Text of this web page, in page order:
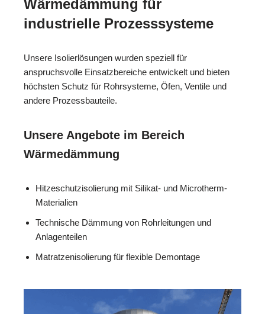
Wärmedämmung für
industrielle Prozesssysteme
Unsere Isolierlösungen wurden speziell für
anspruchsvolle Einsatzbereiche entwickelt und bieten
höchsten Schutz für Rohrsysteme, Öfen, Ventile und
andere Prozessbauteile.
Unsere Angebote im Bereich
Wärmedämmung
Hitzeschutzisolierung mit Silikat- und Microtherm-
Materialien
Technische Dämmung von Rohrleitungen und
Anlagenteilen
Matratzenisolierung für flexible Demontage